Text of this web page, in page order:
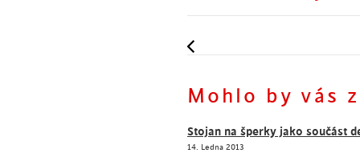
Mohlo by vás
Stojan na šperky jako součást
14. Ledna 2013